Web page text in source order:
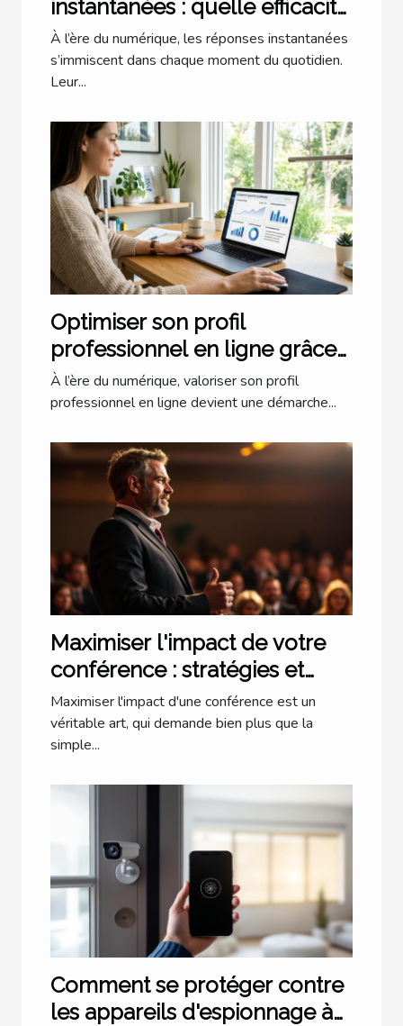
instantanées : quelle efficacité
dans notre quotidien ?
À l’ère du numérique, les réponses instantanées
s’immiscent dans chaque moment du quotidien.
Leur...
Optimiser son profil
professionnel en ligne grâce
à l'IA
À l’ère du numérique, valoriser son profil
professionnel en ligne devient une démarche...
Maximiser l'impact de votre
conférence : stratégies et
astuces
Maximiser l'impact d'une conférence est un
véritable art, qui demande bien plus que la
simple...
Comment se protéger contre
les appareils d'espionnage à